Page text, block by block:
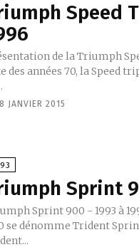
Speed
de la Triumph Speed Triple
des années 70, la Speed
JANVIER 2015
Sprint
Sprint 900 - 1993 à 1997 Millésime 1993 :- en 1993, la
se dénomme Trident